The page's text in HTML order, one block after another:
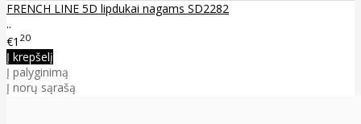
FRENCH LINE 5D lipdukai nagams SD2282
..
€1 20
Į krepšelį
Į palyginimą
Į norų sąrašą